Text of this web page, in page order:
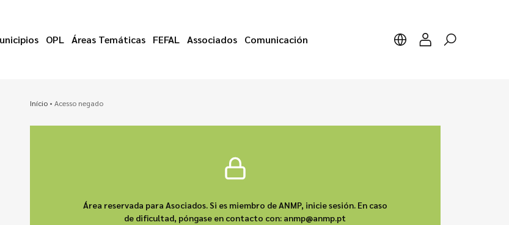
OPL Áreas Temáticas FEFAL Associados Comunicación
Início• Acesso negado
Área reservada para Asociados. Si es miembro de ANMP, inicie sesión. En caso
de dificultad, póngase en contacto con: anmp@anmp.pt